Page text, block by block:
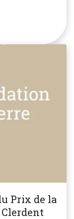
Prix de la